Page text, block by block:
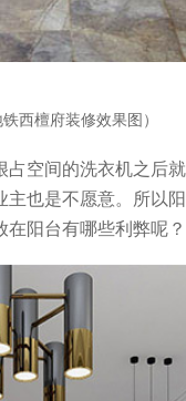
铁西檀府装修效果图）
空间的洗衣机之后
也是不愿意。所以
阳台有哪些利弊呢？